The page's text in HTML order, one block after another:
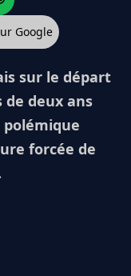
Google
sur le départ
de deux ans
forcée de